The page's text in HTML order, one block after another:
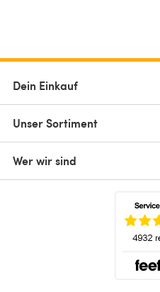
Dein Einkauf
Unser Sortiment
Wer wir sind